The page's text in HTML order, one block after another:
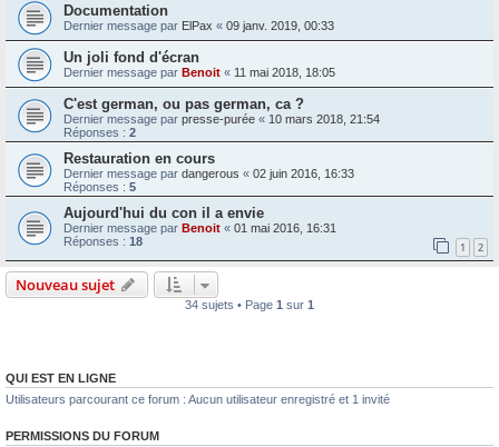
Documentation
Dernier message par ElPax « 09 janv. 2019, 00:33
Un joli fond d'écran
Dernier message par Benoit « 11 mai 2018, 18:05
C'est german, ou pas german, ca ?
Dernier message par presse-purée « 10 mars 2018, 21:54
Réponses : 2
Restauration en cours
Dernier message par dangerous « 02 juin 2016, 16:33
Réponses : 5
Aujourd'hui du con il a envie
Dernier message par Benoit « 01 mai 2016, 16:31
Réponses : 18 1 2
Nouveau sujet
34 sujets • Page 1 sur 1
QUI EST EN LIGNE
Utilisateurs parcourant ce forum : Aucun utilisateur enregistré et 1 invité
PERMISSIONS DU FORUM